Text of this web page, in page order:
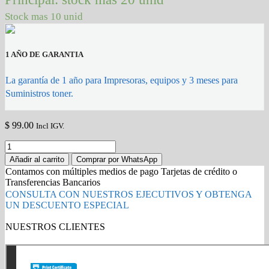
Stock mas 10 unid
1 AÑO DE GARANTIA
La garantía de 1 año para Impresoras, equipos y 3 meses para
Suministros toner.
$ 99.00 Incl IGV.
Toner
hp
125a
amarillo
CB542A
Original
quantity
Añadir al carrito Comprar por WhatsApp
Contamos con múltiples medios de pago Tarjetas de crédito o
Transferencias Bancarios
CONSULTA CON NUESTROS EJECUTIVOS Y OBTENGA
UN DESCUENTO ESPECIAL
NUESTROS CLIENTES